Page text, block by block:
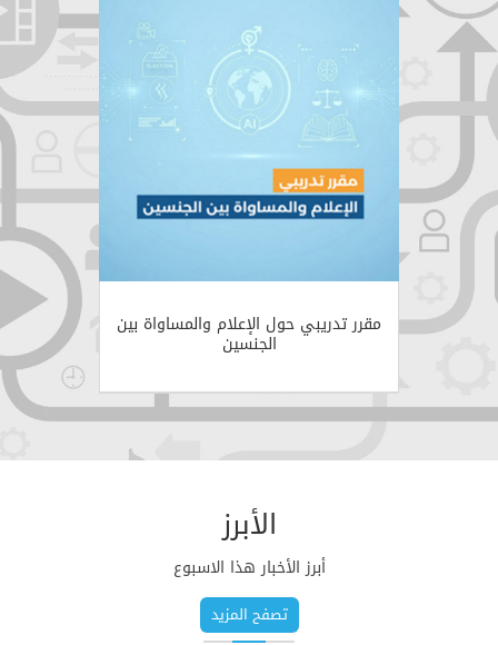
مقرر تدريبي حول الإعلام والمساواة بين
الجنسين
الأبرز
أبرز الأخبار هذا الاسبوع
تصفح المزيد